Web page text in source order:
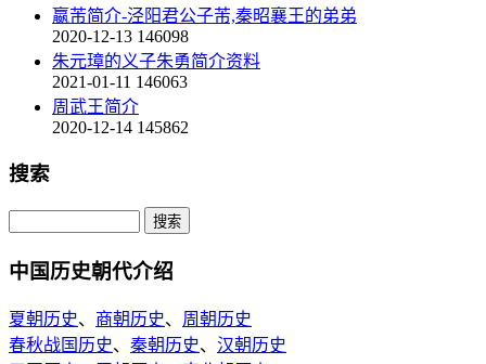
嬴芾简介-泾阳君公子芾,秦昭襄王的弟弟
2020-12-13 146098
朱元璋的义子朱勇简介资料
2021-01-11 146063
周武王简介
2020-12-14 145862
搜索
中国历史朝代介绍
夏朝历史、 商朝历史、 周朝历史
春秋战国历史、 秦朝历史、 汉朝历史